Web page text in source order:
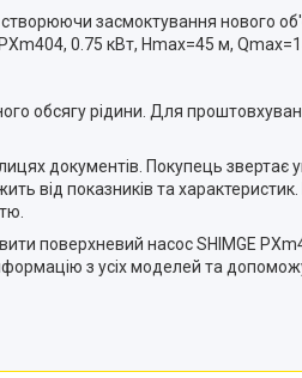
засмоктування нового
0.75 кВт, Нmax=45 м,
обсягу рідини. Для
документів. Покупець звертає
від показників та
поверхневий насос SHIMGE
з усіх моделей та